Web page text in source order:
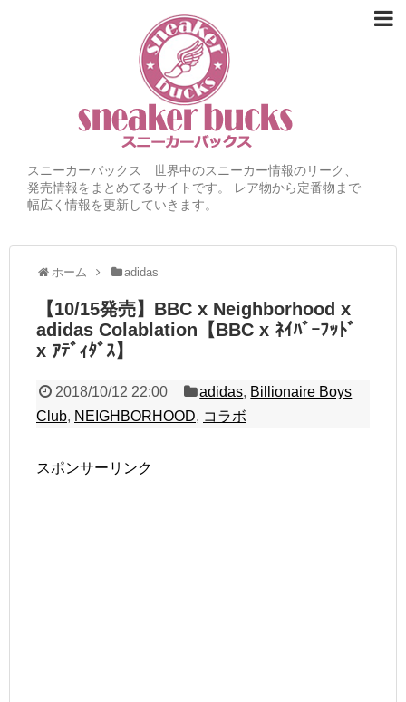
スニーカーバックス 世界中のスニーカー情報のリーク、
発売情報をまとめてるサイトです。 レア物から定番物まで
幅広く情報を更新していきます。
ホーム adidas
【10/15発売】BBC x Neighborhood x
adidas Colablation【BBC x ﾈｲﾊﾞｰﾌｯﾄﾞ
x ｱﾃﾞｨﾀﾞｽ】
2018/10/12 22:00 adidas, Billionaire Boys
Club, NEIGHBORHOOD, コラボ
スポンサーリンク